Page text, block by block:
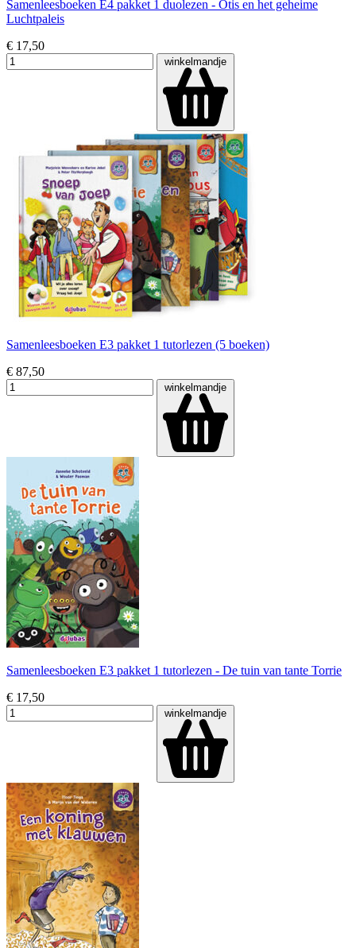
Samenleesboeken E4 pakket 1 duolezen - Otis en het geheime
Luchtpaleis
€ 17,50
winkelmandje
Samenleesboeken E3 pakket 1 tutorlezen (5 boeken)
€ 87,50
winkelmandje
Samenleesboeken E3 pakket 1 tutorlezen - De tuin van tante Torrie
€ 17,50
winkelmandje